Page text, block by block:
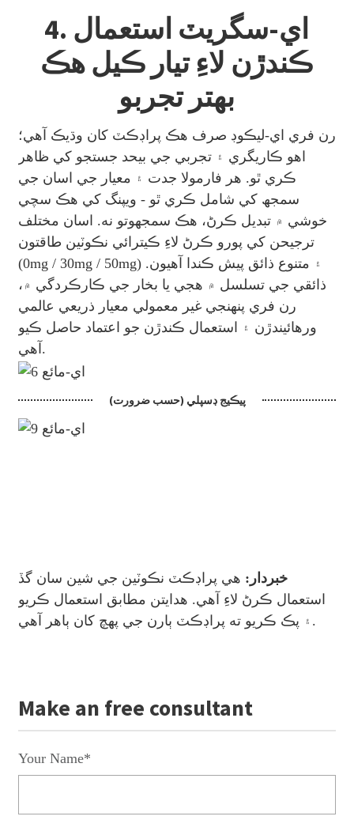
4. اي-سگريٽ استعمال
ڪندڙن لاءِ تيار ڪيل هڪ
بهتر تجربو
رن فري اي-ليڪوڊ صرف هڪ پراڊڪٽ کان وڌيڪ آهي؛
اهو ڪاريگري ۽ تجربي جي بيحد جستجو کي ظاهر
ڪري ٿو. هر فارمولا جدت ۽ معيار جي اسان جي
سمجھ کي شامل ڪري ٿو - ويپنگ کي هڪ سچي
خوشي ۾ تبديل ڪرڻ، هڪ سمجهوتو نه. اسان مختلف
ترجيحن کي پورو ڪرڻ لاءِ ڪيترائي نڪوٽين طاقتون
(0mg / 30mg / 50mg) ۽ متنوع ذائق پيش ڪندا آهيون.
ذائقي جي تسلسل ۾ هجي يا بخار جي ڪارڪردگي ۾،
رن فري پنهنجي غير معمولي معيار ذريعي عالمي
ورهائيندڙن ۽ استعمال ڪندڙن جو اعتماد حاصل ڪيو
آهي.
پيڪيج ڊسپلي (حسب ضرورت)
خبردار: هي پراڊڪٽ نڪوٽين جي شين سان گڏ
استعمال ڪرڻ لاءِ آهي. هدايتن مطابق استعمال ڪريو
۽ پڪ ڪريو ته پراڊڪٽ ٻارن جي پهچ کان ٻاهر آهي.
Make an free consultant
Your Name*